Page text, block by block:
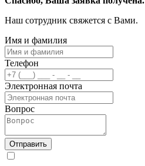
Наш сотрудник свяжется с Вами.
Имя и фамилия
Телефон
Электронная почта
Вопрос
Отправить